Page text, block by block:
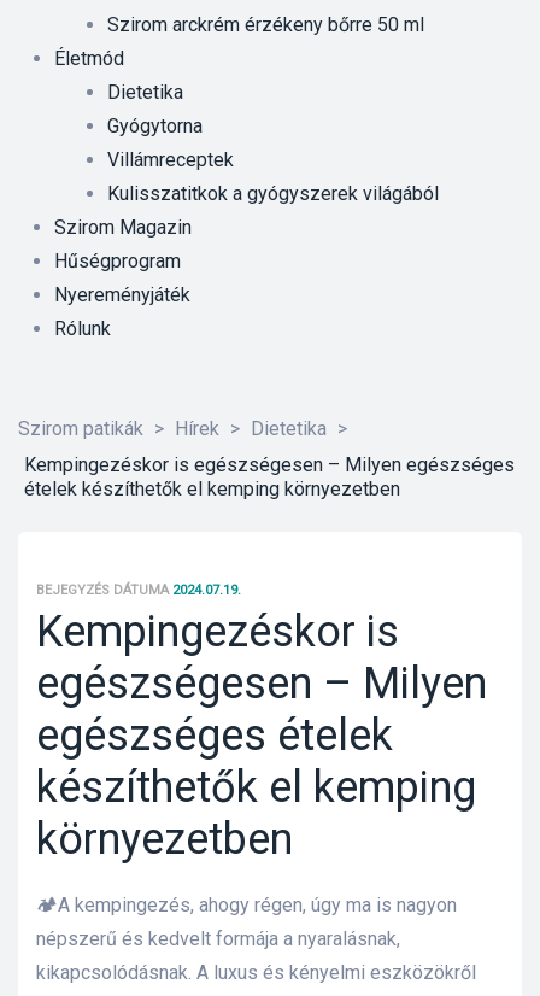
Szirom arckrém érzékeny bőrre 50 ml
Életmód
Dietetika
Gyógytorna
Villámreceptek
Kulisszatitkok a gyógyszerek világából
Szirom Magazin
Hűségprogram
Nyereményjáték
Rólunk
Szirom patikák > Hírek > Dietetika >
Kempingezéskor is egészségesen – Milyen egészséges
ételek készíthetők el kemping környezetben
BEJEGYZÉS DÁTUMA 2024.07.19.
Kempingezéskor is
egészségesen – Milyen
egészséges ételek
készíthetők el kemping
környezetben
🏕️A kempingezés, ahogy régen, úgy ma is nagyon
népszerű és kedvelt formája a nyaralásnak,
kikapcsolódásnak. A luxus és kényelmi eszközökről